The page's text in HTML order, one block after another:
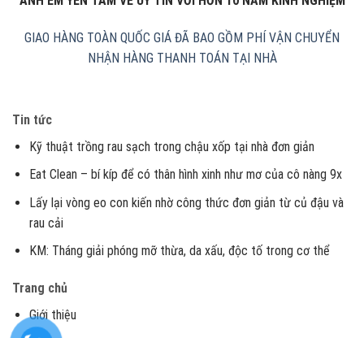
GIAO HÀNG TOÀN QUỐC GIÁ ĐÃ BAO GỒM PHÍ VẬN CHUYỂN
NHẬN HÀNG THANH TOÁN TẠI NHÀ
Tin tức
Kỹ thuật trồng rau sạch trong chậu xốp tại nhà đơn giản
Eat Clean – bí kíp để có thân hình xinh như mơ của cô nàng 9x
Lấy lại vòng eo con kiến nhờ công thức đơn giản từ củ đậu và
rau cải
KM: Tháng giải phóng mỡ thừa, da xấu, độc tố trong cơ thể
Trang chủ
Giới thiệu